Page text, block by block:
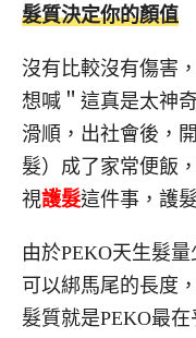
髮質決定你的顏值
沒有比較沒有傷害
想喊＂這真是太神
滑順，出社會後，
髮）成了家常便飯
視護髮這件事，護
由於PEKO天生髮
可以綁馬尾的長度
髮質就是PEKO最